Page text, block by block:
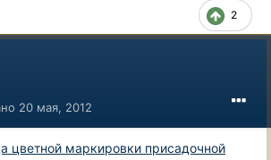
2
20 мая, 2012
цветной маркировки присадочной